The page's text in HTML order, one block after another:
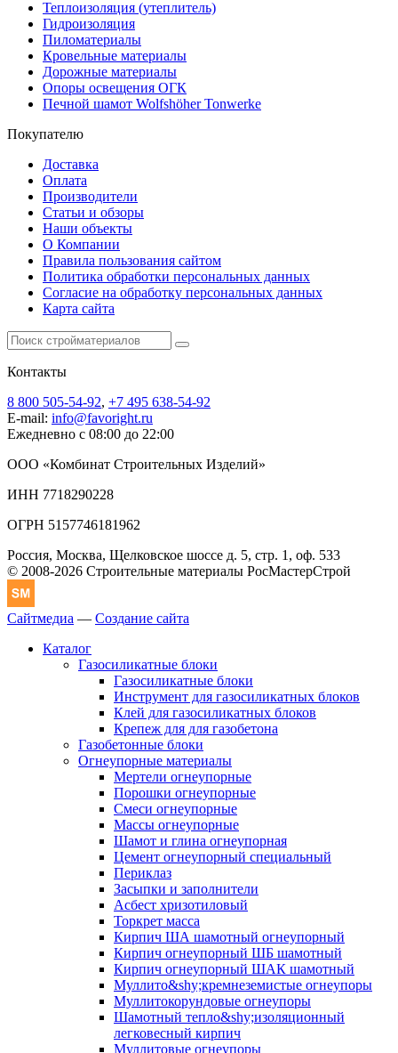
Теплоизоляция (утеплитель)
Гидроизоляция
Пиломатериалы
Кровельные материалы
Дорожные материалы
Опоры освещения ОГК
Печной шамот Wolfshöher Tonwerke
Покупателю
Доставка
Оплата
Производители
Статьи и обзоры
Наши объекты
О Компании
Правила пользования сайтом
Политика обработки персональных данных
Согласие на обработку персональных данных
Карта сайта
Контакты
8 800 505-54-92, +7 495 638-54-92
E-mail: info@favoright.ru
Ежедневно с 08:00 до 22:00
ООО «Комбинат Строительных Изделий»
ИНН 7718290228
ОГРН 5157746181962
Россия, Москва, Щелковское шоссе д. 5, стр. 1, оф. 533
© 2008-2026 Строительные материалы РосМастерСтрой
Сайтмедиа — Создание сайта
Каталог
Газосиликатные блоки
Газосиликатные блоки
Инструмент для газосиликатных блоков
Клей для газосиликатных блоков
Крепеж для для газобетона
Газобетонные блоки
Огнеупорные материалы
Мертели огнеупорные
Порошки огнеупорные
Смеси огнеупорные
Массы огнеупорные
Шамот и глина огнеупорная
Цемент огнеупорный специальный
Периклаз
Засыпки и заполнители
Асбест хризотиловый
Торкрет масса
Кирпич ША шамотный огнеупорный
Кирпич огнеупорный ШБ шамотный
Кирпич огнеупорный ШАК шамотный
Муллито&shy;­кремнеземистые огнеупоры
Муллито­корундовые огнеупоры
Шамотный тепло&shy;изоляционный
легковесный кирпич
Муллитовые огнеупоры